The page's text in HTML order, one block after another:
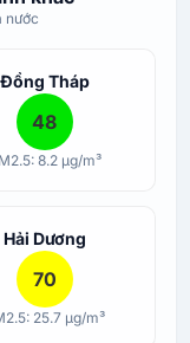
nước
Đồng Tháp
48
8.2 µg/m³
Hải Dương
70
25.7 µg/m³